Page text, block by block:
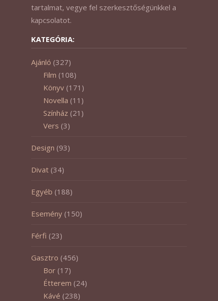
tartalmat, vegye fel szerkesztőségünkkel a
kapcsolatot.
KATEGÓRIA:
Ajánló (327)
Film (108)
Könyv (171)
Novella (11)
Színház (21)
Vers (3)
Design (93)
Divat (34)
Egyéb (188)
Esemény (150)
Férfi (23)
Gasztro (456)
Bor (17)
Étterem (24)
Kávé (238)